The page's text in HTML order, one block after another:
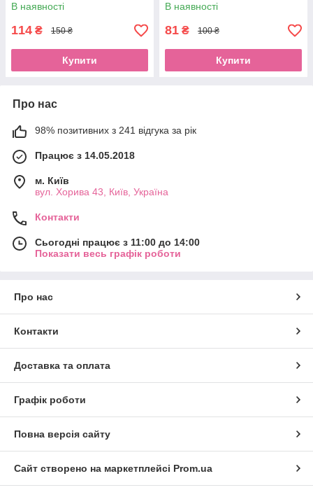
В наявності
114 ₴ 150 ₴
Купити
В наявності
81 ₴ 100 ₴
Купити
Про нас
98% позитивних з 241 відгука за рік
Працює з 14.05.2018
м. Київ
вул. Хорива 43, Київ, Україна
Контакти
Сьогодні працює з 11:00 до 14:00
Показати весь графік роботи
Про нас
Контакти
Доставка та оплата
Графік роботи
Повна версія сайту
Сайт створено на маркетплейсі Prom.ua